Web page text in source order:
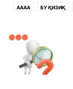
AAAA БУ ҚИЗИҚ